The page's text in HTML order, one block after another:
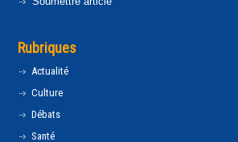
Rubriques
Actualité
Culture
Débats
Santé